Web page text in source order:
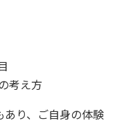
考え方
あり、ご自身の体験